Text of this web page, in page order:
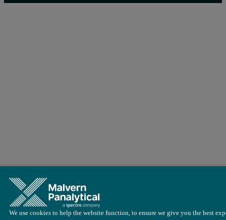
We use cookies to help the website function, to ensure we give you the best